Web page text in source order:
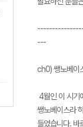
---
ch0) 쌩노베이
4월인 이 시기
쌩노베이스라
들었습니다. 바